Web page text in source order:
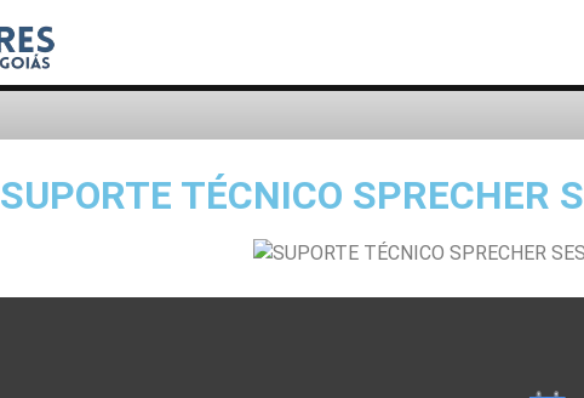
SUPORTE TÉCNICO SPRECHER